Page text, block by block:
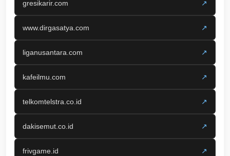
gresikarir.com ↗
www.dirgasatya.com ↗
liganusantara.com ↗
kafeilmu.com ↗
telkomtelstra.co.id ↗
dakisemut.co.id ↗
frivgame.id ↗